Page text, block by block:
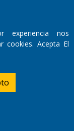
experiencia nos
cookies. Acepta El